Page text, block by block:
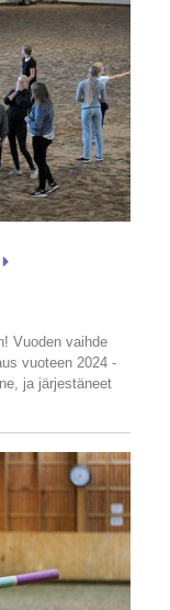
Vuoden vaihde
vuoteen 2024 -
ja järjestäneet